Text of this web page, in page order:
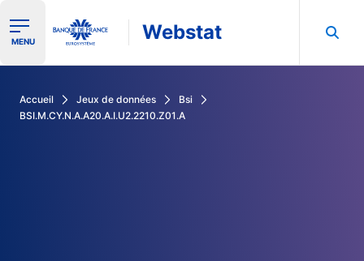
Ouvrir le menu de navigation
MENU Webstat
Accueil Jeux de données
Bsi
BSI.M.CY.N.A.A20.A.I.U2.2210.Z01.A